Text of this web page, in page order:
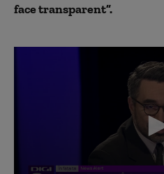
face transparent”.